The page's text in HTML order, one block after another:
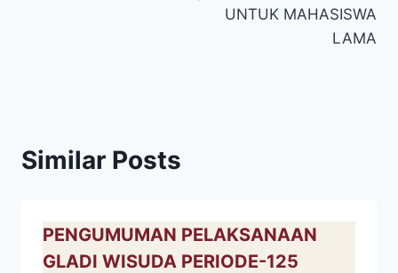
UNTUK MAHASISWA
LAMA
Similar Posts
PENGUMUMAN PELAKSANAAN
GLADI WISUDA PERIODE-125